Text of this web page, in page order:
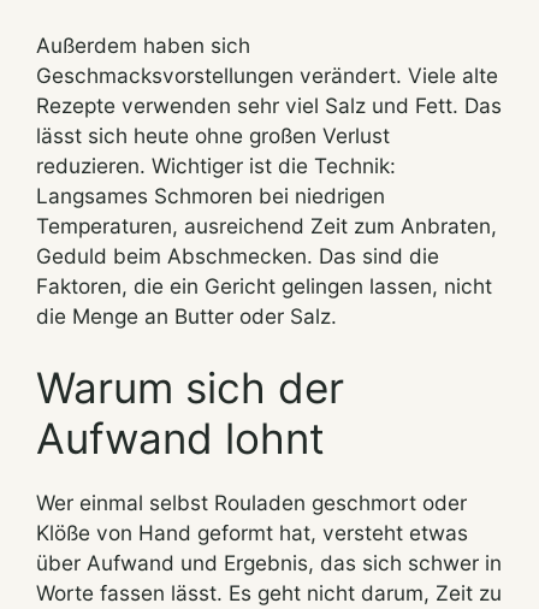
Außerdem haben sich
Geschmacksvorstellungen verändert. Viele alte
Rezepte verwenden sehr viel Salz und Fett. Das
lässt sich heute ohne großen Verlust
reduzieren. Wichtiger ist die Technik:
Langsames Schmoren bei niedrigen
Temperaturen, ausreichend Zeit zum Anbraten,
Geduld beim Abschmecken. Das sind die
Faktoren, die ein Gericht gelingen lassen, nicht
die Menge an Butter oder Salz.
Warum sich der
Aufwand lohnt
Wer einmal selbst Rouladen geschmort oder
Klöße von Hand geformt hat, versteht etwas
über Aufwand und Ergebnis, das sich schwer in
Worte fassen lässt. Es geht nicht darum, Zeit zu